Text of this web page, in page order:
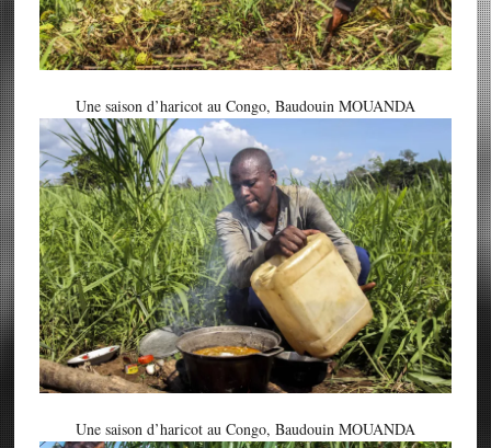
Une saison d’haricot au Congo, Baudouin MOUANDA
Une saison d’haricot au Congo, Baudouin MOUANDA